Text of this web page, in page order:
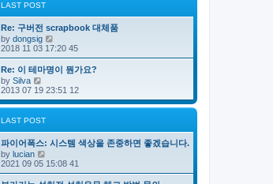
t
e
s
p
s
t
l
a
t
e
s
p
s
LAST POST
Re: 구버전 scrapbook 대체품
by dongsig
i
e
w
h
e
l
e
s
p
s
2018 11 03 17:20 45
Re: 이 테마명이 뭔가요?
by Silva
i
e
w
t
l
a
t
e
2013 07 19 23:51 12
LAST POST
파이어폭스: 시스템 색상을 존중하면 좋겠습니다.
by lucian
i
e
w
2021 09 05 15:08 41